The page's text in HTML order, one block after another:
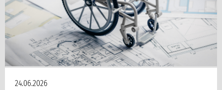
Die Wohnung fit fürs Alter machen: Rechtzeitig umbauen, um später zu Hause auch noch mit dem Rollstuhl klarzukommen, raten Experten.
24.06.2026